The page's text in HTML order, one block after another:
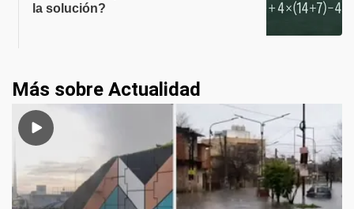
la solución?
Más sobre Actualidad